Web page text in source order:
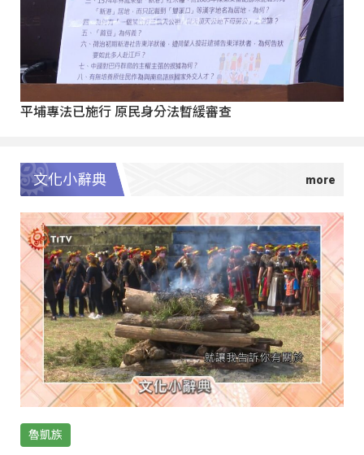
平埔專法已施行 原民身分法暫緩審查
文化小辭典
魯凱族